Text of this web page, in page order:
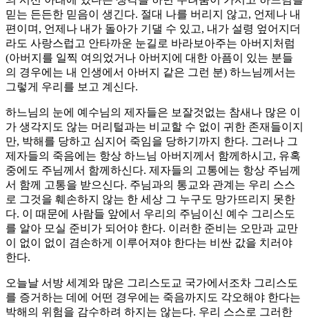
믿는 든든한 믿음이 생긴다. 절대 나를 버리지 않고, 언제나 내
편이며, 언제나 내가 돌아가 기댈 수 있고, 내가 설령 엎어지더
라도 사랑스럽고 안타까운 눈길로 바라보아주는 아버지처럼
(아버지를 일찍 여의었거나 아버지에 대한 아픔이 있는 분들
의 경우에는 내 인생에서 아버지 같은 그런 분) 하느님께서는
그렇게 우리를 보고 계신다.
하느님의 눈에 예수님의 제자들은 보잘것없는 참새나 많은 이
가 생각지도 않는 머리털과는 비교할 수 없이 귀한 존재들이지
만, 박해를 당하고 심지어 죽임을 당하기까지 한다. 그러나 그
제자들의 죽음에는 항상 하느님 아버지께서 함께하시고, 유혹
중에도 주님께서 함께하신다. 제자들의 고통에는 항상 주님께
서 함께 고통을 받으신다. 주님과의 통교와 관계는 우리 스스
로 그것을 훼손하지 않는 한 세상 그 누구도 망가뜨리지 못한
다. 이 때문에 사람들 앞에서 우리의 주님이신 예수 그리스도
를 알아 모실 준비가 되어야 한다. 이러한 준비는 오만과 교만
이 없이 없이 겸손하게 이루어져야 한다는 비싼 값을 치러야
한다.
오늘날 서방 세계와 많은 그리스도교 국가에서조차 그리스도
를 증거하는 데에 어떤 경우에는 죽음까지도 각오해야 한다는
박해의 위험을 감수하려 하지는 않는다. 우리 스스로 그러한